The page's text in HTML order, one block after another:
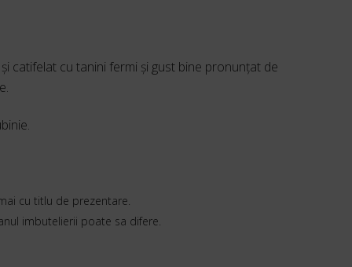
catifelat cu tanini fermi şi gust bine pronunţat de
cu titlu de prezentare.
imbutelierii poate sa difere.